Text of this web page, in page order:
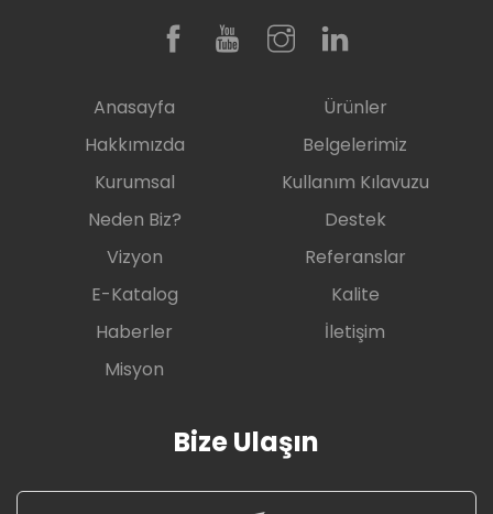
Anasayfa
Hakkımızda
Kurumsal
Neden Biz?
Ürünler
Belgelerimiz
Kullanım Kılavuzu
Destek
Vizyon
E-Katalog
Haberler
Misyon
Referanslar
Kalite
İletişim
Bize Ulaşın